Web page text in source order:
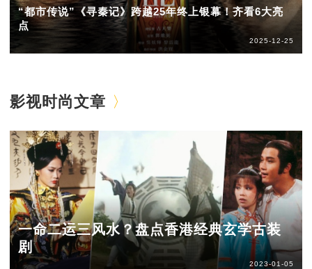
“都市传说”《寻秦记》跨越25年终上银幕！齐看6大亮
点
2025-12-25
影视时尚文章
一命二运三风水？盘点香港经典玄学古装
剧
2023-01-05